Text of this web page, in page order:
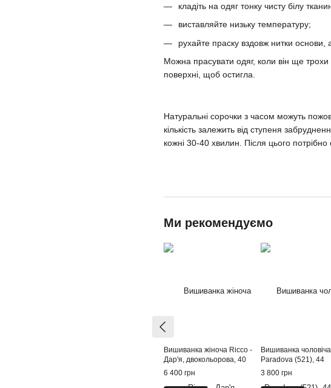
кладіть на одяг тонку чисту білу
виставляйте низьку температуру;
рухайте праску вздовж нитки основи,
Можна прасувати одяг, коли він ще
поверхні, щоб остигла.
Натуральні сорочки з часом можуть
кількість залежить від ступеня
кожні 30-40 хвилин. Після цього
Ми рекомендуємо
Вишиванка жіноча Ricco -
Дар'я, двокольорова, 40
6 400 грн
Вишиванка чоловіча
Paradova (521), 44
3 800 грн